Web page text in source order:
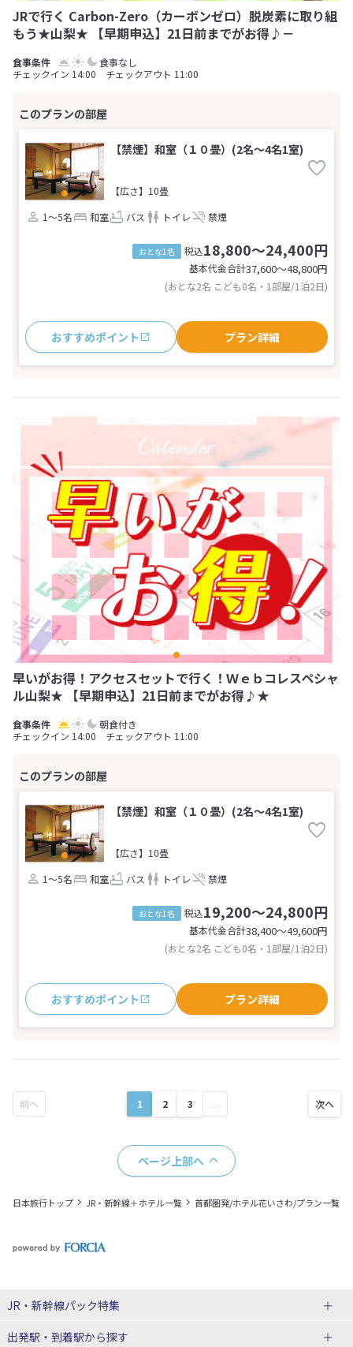
JRで行く Carbon-Zero（カーボンゼロ）脱炭素に取り組
もう★山梨★ 【早期申込】21日前までがお得♪－
食事なし
チェックイン 14:00 チェックアウト 11:00
【禁煙】和室（１０畳）(2名～4名1室)
【広さ】10畳
1～5名
和室 バス トイレ 禁煙
おとな1名 税込18,800～24,400円
基本代金合計37,600〜48,800円
(おとな2名 こども0名・1部屋/1泊2日)
おすすめポイント プラン詳細
早いがお得！アクセスセットで行く！Ｗｅｂコレスペシャ
ル山梨★ 【早期申込】21日前までがお得♪★
朝食付き
チェックイン 14:00 チェックアウト 11:00
【禁煙】和室（１０畳）(2名～4名1室)
【広さ】10畳
1～5名
和室 バス トイレ 禁煙
おとな1名 税込19,200～24,800円
基本代金合計38,400〜49,600円
(おとな2名 こども0名・1部屋/1泊2日)
おすすめポイント プラン詳細
1 2 3 ...
ページ上部へ
日本旅行トップ JR・新幹線＋ホテル一覧 首都圏発/ホテル花いさわ/プラン一覧
JR・新幹線パック特集
JR・新幹線＋ホテルパック
出発駅・到着駅から探す